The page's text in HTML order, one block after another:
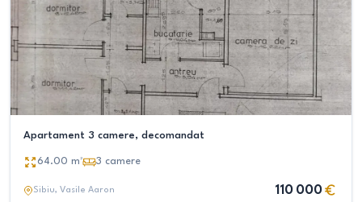
Apartament 3 camere, decomandat
64.00 m² 3 camere
Sibiu, Vasile Aaron 110 000